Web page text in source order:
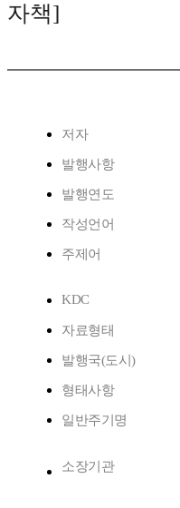
자책]
저자
발행사항
발행연도
작성언어
주제어
KDC
자료형태
발행국(도시)
형태사항
일반주기명
소장기관